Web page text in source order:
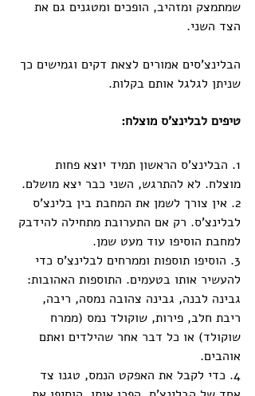
שמתמצק ומזהיב, הופכים ומטגנים גם את
הצד השני.
הבלינצ'סים אמורים לצאת דקים וגמישים כך
שניתן לגלגל אותם בקלות.
טיפים לבלינצ'ס מוצלח:
1. הבלינצ'ס הראשון תמיד יוצא פחות
מוצלח. לא להתרגש, השני כבר יצא מושלם.
2. אין צורך לשמן את המחבת בין בלינצ'ס
לבלינצ'ס. רק אם התערובת מתחילה להידבק
למחבת הוסיפו עוד מעט שמן.
3. הוסיפו תוספות וממרחים לבלינצ'ס כדי
להעשיר אותו בטעמים. התוספות האהובות:
גבינה לבנה, גבינה צהובה נמסה, ריבה,
ריבת חלב, פירות, שוקולד נמס (ממרח
שוקולד) או כל דבר אחר שהילדים ואתם
אוהבים.
4. כדי לקבל את האפקט הנמס, טגנו צד